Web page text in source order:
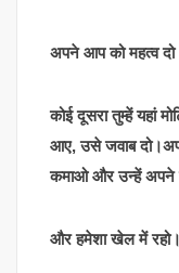
अपने आप को महत्व
कोई दूसरा तुम्हें यहां
आए, उसे जवाब
कमाओ और उन्हें अपने
और हमेशा खेल में रहो।